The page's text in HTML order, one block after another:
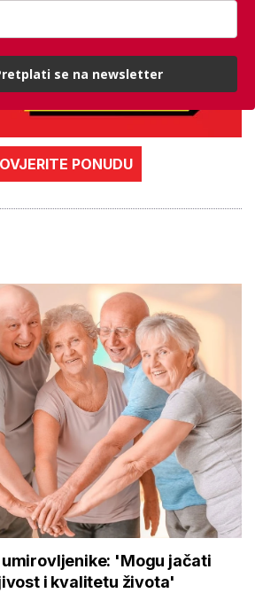
PONUDU
'Mogu jačati
i kvalitetu života'
se na newsletter